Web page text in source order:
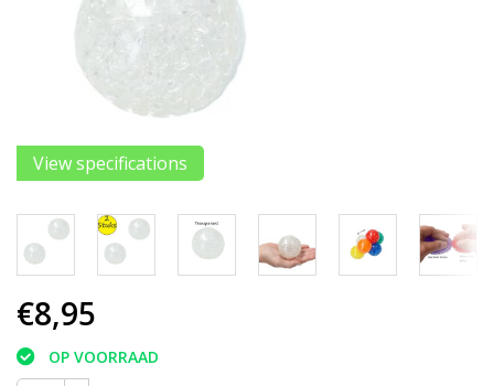
View specifications
€8,95
OP VOORRAAD